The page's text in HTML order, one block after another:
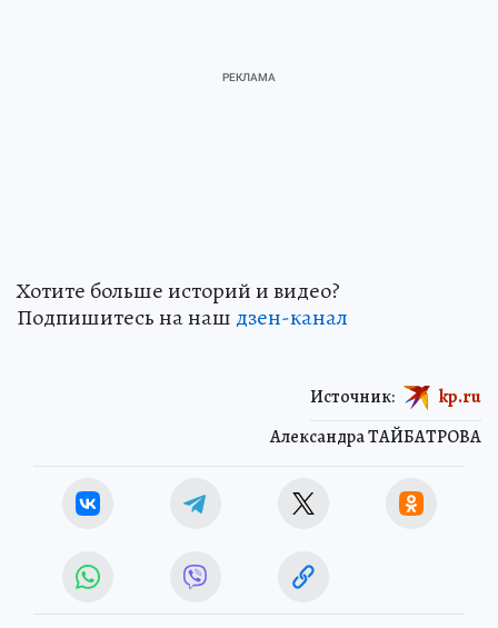
Хотите больше историй и видео?
Подпишитесь на наш дзен-канал
Александра ТАЙБАТРОВА
Источник: kp.ru